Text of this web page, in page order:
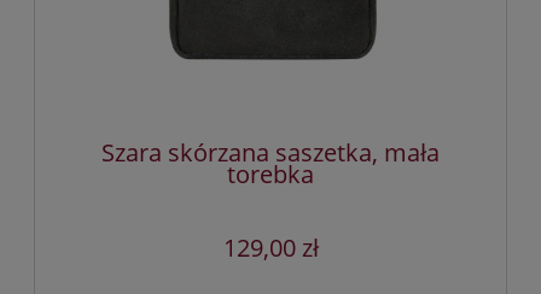
Szara skórzana saszetka, mała
torebka
129,00 zł